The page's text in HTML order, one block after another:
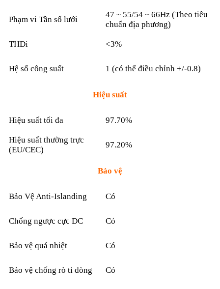
Phạm vi Tần số lưới
47 ~ 55/54 ~ 66Hz (Theo tiêu
chuẩn địa phương)
THDi <3%
Hệ số công suất 1 (có thể điều chỉnh +/-0.8)
Hiệu suất
Hiệu suất tối đa 97.70%
Hiệu suất thường trực
(EU/CEC)
97.20%
Bảo vệ
Bảo Vệ Anti-Islanding Có
Chống ngược cực DC Có
Bảo vệ quá nhiệt Có
Bảo vệ chống rò tỉ dòng Có